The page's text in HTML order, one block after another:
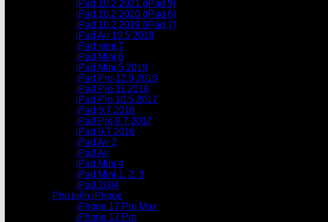
iPad 10.2 2021 (iPad 9)
iPad 10.2 2020 (iPad 8)
iPad 10.2 2019 (iPad 7)
iPad Air 10.5 2019
iPad mini 7
iPad Mini 6
iPad Mini 5 2019
iPad Pro 12.9 2018
iPad Pro 11 2018
iPad Pro 10.5 2017
iPad 9.7 2018
iPad Pro 9.7 2017
iPad 9.7 2016
iPad Air 2
iPad Air
iPad Mini 4
iPad Mini 1, 2, 3
iPad 2/3/4
Phụ kiện iPhone
iPhone 17 Pro Max
iPhone 17 Pro